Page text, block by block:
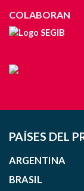
COLABORAN
PAÍSES DEL
ARGENTINA
BRASIL